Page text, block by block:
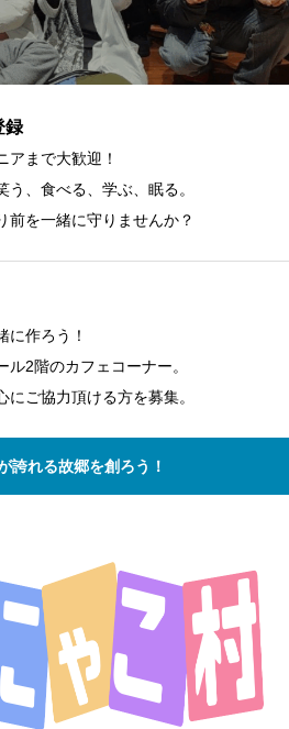
録
アまで大歓迎！
う、食べる、学ぶ、眠る。
前を一緒に守りませんか？
に作ろう！
ル2階のカフェコーナー。
にご協力頂ける方を募集。
誇れる故郷を創ろう！